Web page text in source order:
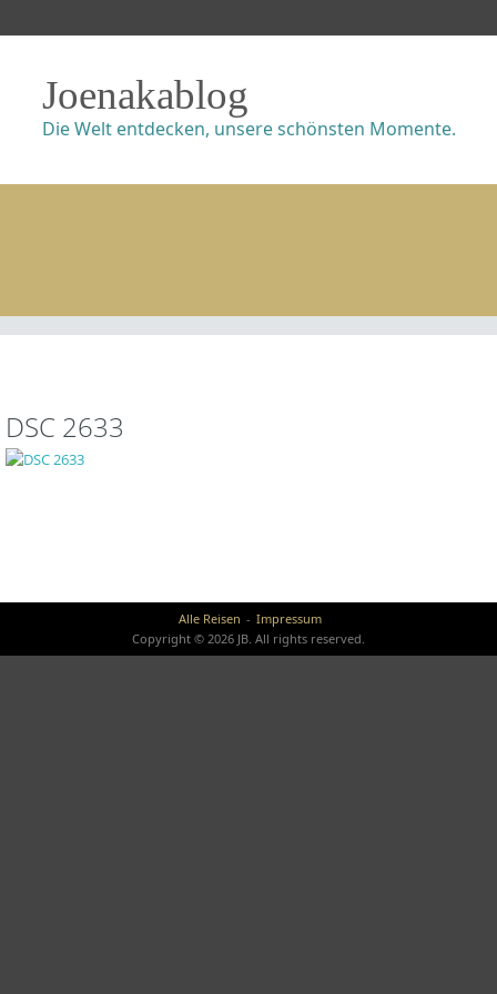
Joenakablog
Die Welt entdecken, unsere schönsten Momente.
DSC 2633
Alle Reisen
Impressum
Copyright © 2026 JB. All rights reserved.